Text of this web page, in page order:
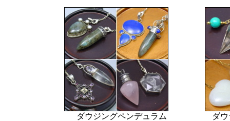
ダウジングペンデュラム
ダ